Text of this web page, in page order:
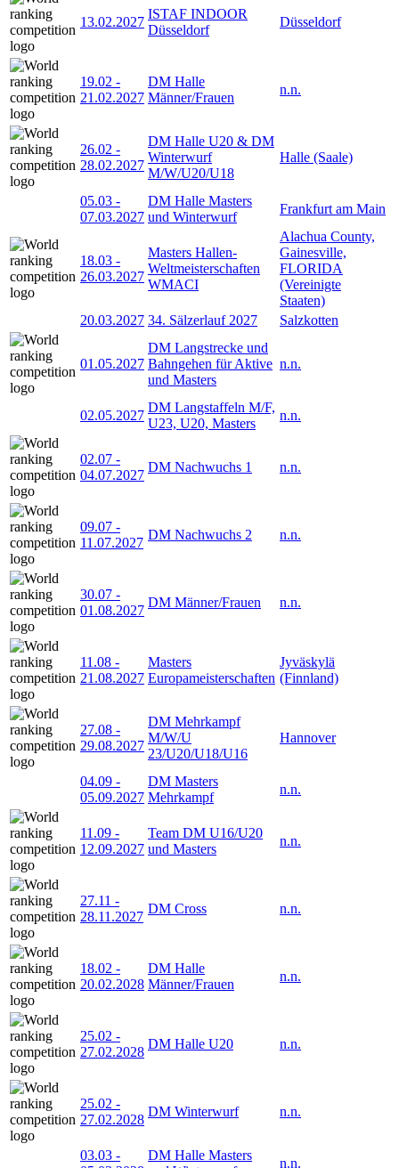
13.02.2027
ISTAF INDOOR
Düsseldorf
Düsseldorf
19.02 -
21.02.2027
DM Halle
Männer/Frauen
n.n.
26.02 -
28.02.2027
DM Halle U20 & DM
Winterwurf
M/W/U20/U18
Halle (Saale)
05.03 -
07.03.2027
DM Halle Masters
und Winterwurf
Frankfurt am Main
18.03 -
26.03.2027
Masters Hallen-
Weltmeisterschaften
WMACI
Alachua County,
Gainesville,
FLORIDA
(Vereinigte
Staaten)
20.03.2027 34. Sälzerlauf 2027 Salzkotten
01.05.2027
DM Langstrecke und
Bahngehen für Aktive
und Masters
n.n.
02.05.2027
DM Langstaffeln M/F,
U23, U20, Masters
n.n.
02.07 -
04.07.2027
DM Nachwuchs 1 n.n.
09.07 -
11.07.2027
DM Nachwuchs 2 n.n.
30.07 -
01.08.2027
DM Männer/Frauen n.n.
11.08 -
21.08.2027
Masters
Europameisterschaften
Jyväskylä
(Finnland)
27.08 -
29.08.2027
DM Mehrkampf
M/W/U
23/U20/U18/U16
Hannover
04.09 -
05.09.2027
DM Masters
Mehrkampf
n.n.
11.09 -
12.09.2027
Team DM U16/U20
und Masters
n.n.
27.11 -
28.11.2027
DM Cross n.n.
18.02 -
20.02.2028
DM Halle
Männer/Frauen
n.n.
25.02 -
27.02.2028
DM Halle U20 n.n.
25.02 -
27.02.2028
DM Winterwurf n.n.
03.03 -
DM Halle Masters
n.n.